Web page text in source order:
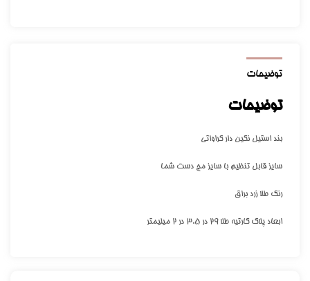
توضیحات
توضیحات
بند استیل نگین دار کراواتی
سایز قابل تنظیم با سایز مچ دست شما
رنگ طلا زرد براق
ابعاد پلاک کارتیه طلا ۲۹ در ۳.۵ در ۲ میلیمتر